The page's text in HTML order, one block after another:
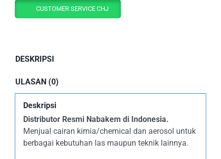
CUSTOMER SERVICE CHJ
DESKRIPSI
ULASAN (0)
Deskripsi
Distributor Resmi Nabakem di Indonesia.
Menjual cairan kimia/chemical dan aerosol untuk
berbagai kebutuhan las maupun teknik lainnya.